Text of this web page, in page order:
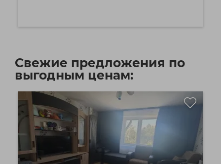
Свежие предложения по
выгодным ценам: